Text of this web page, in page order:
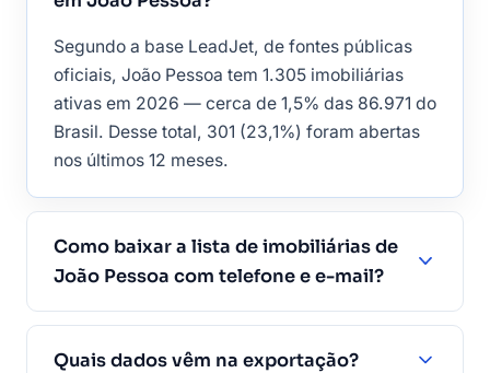
Segundo a base LeadJet, de fontes públicas
oficiais, João Pessoa tem 1.305 imobiliárias
ativas em 2026 — cerca de 1,5% das 86.971 do
Brasil. Desse total, 301 (23,1%) foram abertas
nos últimos 12 meses.
Como baixar a lista de imobiliárias de
João Pessoa com telefone e e-mail?
Quais dados vêm na exportação?